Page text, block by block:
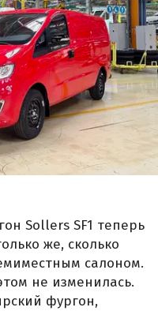
Sollers SF1 теперь
же, сколько
салоном.
не изменилась.
фургон,